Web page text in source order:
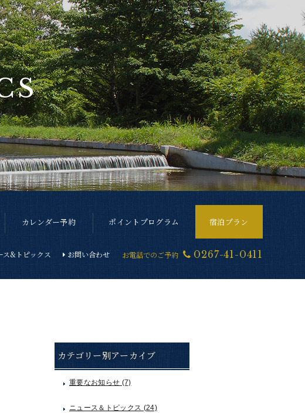
カレンダー予約 ポイントプログラム 宿泊プラン
ス&トピックス お問い合わせ お電話でのご予約 0267-41-0411
カテゴリー別アーカイブ
重要なお知らせ (7)
ニュース＆トピックス (24)